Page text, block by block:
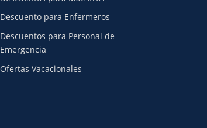
Descuento para Enfermeros
Descuentos para Personal de
Emergencia
Ofertas Vacacionales